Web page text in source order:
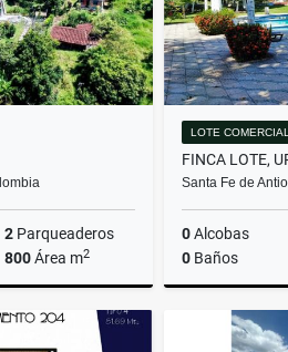
2 Parqueaderos
800Área m2
Venta
LOTE COMERCIAL
Santa Fe de
0Alcobas
0 Baños